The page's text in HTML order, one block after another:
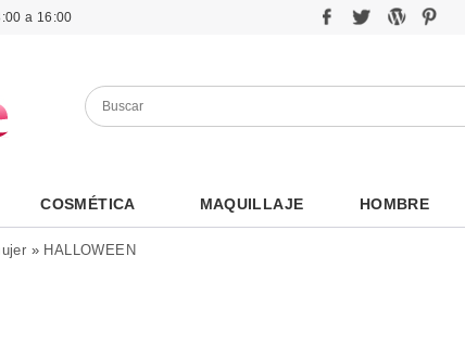
a 16:00
COSMÉTICA MAQUILLAJE HOMBRE
» HALLOWEEN